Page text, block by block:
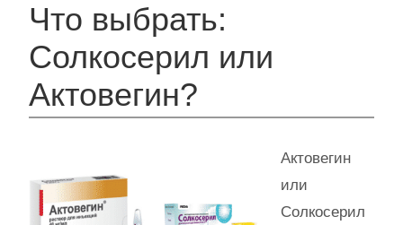
Что выбрать:
Солкосерил или
Актовегин?
Актовегин
или
Солкосерил